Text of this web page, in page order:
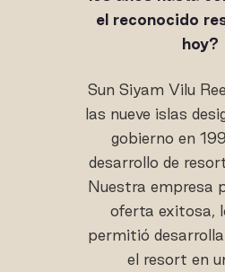
el reconocido
hoy?
Sun Siyam Vilu
las nueve islas
gobierno en
desarrollo de
Nuestra empresa
oferta exitosa,
permitió
el resort en